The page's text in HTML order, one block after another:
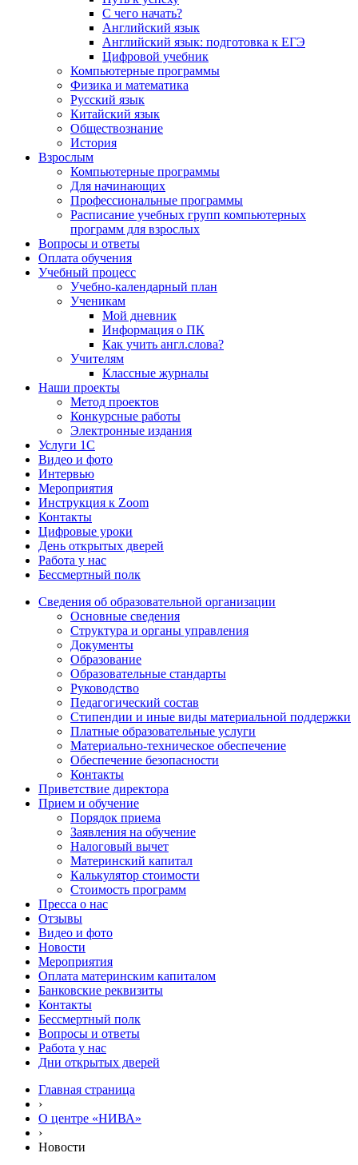
С чего начать?
Английский язык
Английский язык: подготовка к ЕГЭ
Цифровой учебник
Компьютерные программы
Физика и математика
Русский язык
Китайский язык
Обществознание
История
Взрослым
Компьютерные программы
Для начинающих
Профессиональные программы
Расписание учебных групп компьютерных
программ для взрослых
Вопросы и ответы
Оплата обучения
Учебный процесс
Учебно-календарный план
Ученикам
Мой дневник
Информация о ПК
Как учить англ.слова?
Учителям
Классные журналы
Наши проекты
Метод проектов
Конкурсные работы
Электронные издания
Услуги 1C
Видео и фото
Интервью
Мероприятия
Инструкция к Zoom
Контакты
Цифровые уроки
День открытых дверей
Работа у нас
Бессмертный полк
Сведения об образовательной организации
Основные сведения
Структура и органы управления
Документы
Образование
Образовательные стандарты
Руководство
Педагогический состав
Стипендии и иные виды материальной поддержки
Платные образовательные услуги
Материально-техническое обеспечение
Обеспечение безопасности
Контакты
Приветствие директора
Прием и обучение
Порядок приема
Заявления на обучение
Налоговый вычет
Материнский капитал
Калькулятор стоимости
Стоимость программ
Пресса о нас
Отзывы
Видео и фото
Новости
Мероприятия
Оплата материнским капиталом
Банковские реквизиты
Контакты
Бессмертный полк
Вопросы и ответы
Работа у нас
Дни открытых дверей
Главная страница
›
О центре «НИВА»
›
Новости